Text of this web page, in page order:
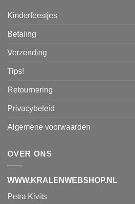
Kinderfeestjes
Betaling
Verzending
Tips!
Retournering
Privacybeleid
Algemene voorwaarden
OVER ONS
WWW.KRALENWEBSHOP.NL
Petra Kivits